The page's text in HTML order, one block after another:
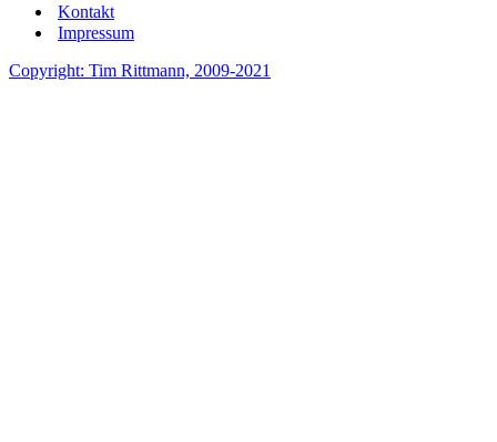
Kontakt
Impressum
Copyright: Tim Rittmann, 2009-2021